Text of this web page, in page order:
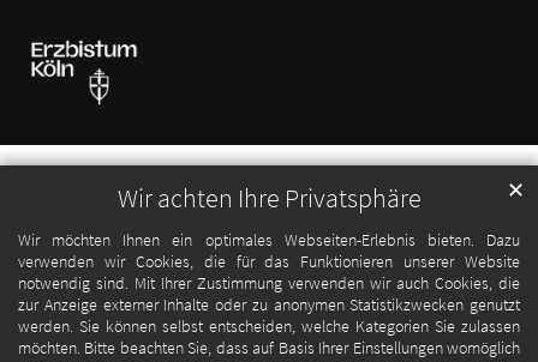
Wir achten Ihre Privatsphäre
Wir möchten Ihnen ein optimales Webseiten-Erlebnis bieten. Dazu
verwenden wir Cookies, die für das Funktionieren unserer Website
notwendig sind. Mit Ihrer Zustimmung verwenden wir auch Cookies, die
zur Anzeige externer Inhalte oder zu anonymen Statistikzwecken genutzt
werden. Sie können selbst entscheiden, welche Kategorien Sie zulassen
möchten. Bitte beachten Sie, dass auf Basis Ihrer Einstellungen womöglich
✕